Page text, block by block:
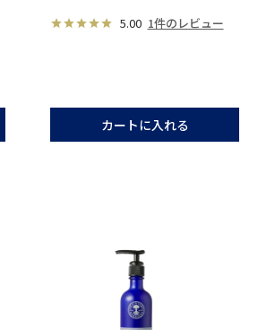
5.00 1件のレビュー
カートに入れる